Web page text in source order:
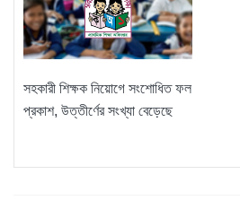
সহকারী শিক্ষক নিয়োগে সংশোধিত ফল
প্রকাশ, উত্তীর্ণের সংখ্যা বেড়েছে